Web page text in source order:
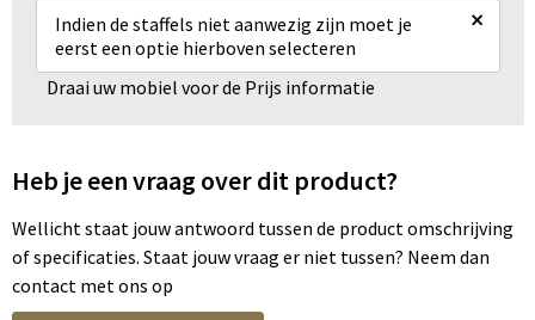
Indien de staffels niet aanwezig zijn moet je
eerst een optie hierboven selecteren
×
Draai uw mobiel voor de Prijs informatie
Heb je een vraag over dit product?
Wellicht staat jouw antwoord tussen de product omschrijving
of specificaties. Staat jouw vraag er niet tussen? Neem dan
contact met ons op